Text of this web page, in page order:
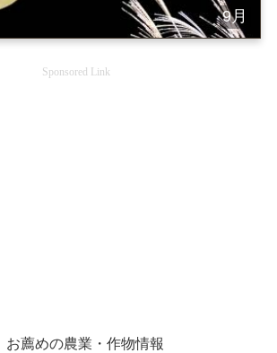
9月
Sponsored Link
お薦めの農業・作物情報